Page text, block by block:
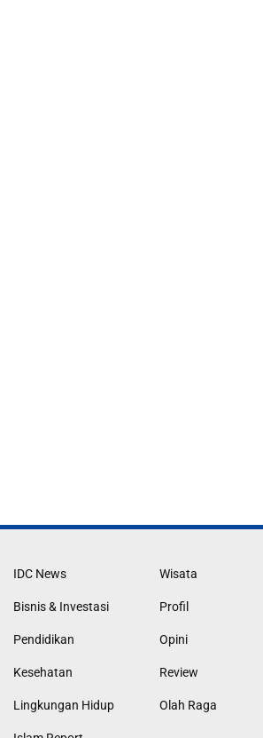
IDC News
Bisnis & Investasi
Pendidikan
Kesehatan
Lingkungan Hidup
Wisata
Profil
Opini
Review
Olah Raga